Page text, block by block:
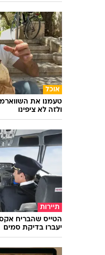
אוכל
טעמנו את
ולזה לא ציפינו
תיירות
יעברו בדיקת סמים